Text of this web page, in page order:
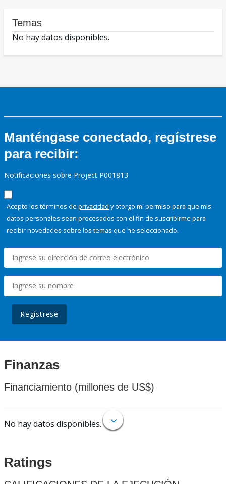
Temas
No hay datos disponibles.
Manténgase conectado, regístrese
para recibir:
Notificaciones sobre Project P001813
Acepto los términos de privacidad y otorgo mi permiso para que mis
datos personales sean procesados con el fin de suscribirme para
recibir novedades sobre los temas que he seleccionado.
Regístrese
Finanzas
Financiamiento (millones de US$)
No hay datos disponibles.
Ratings